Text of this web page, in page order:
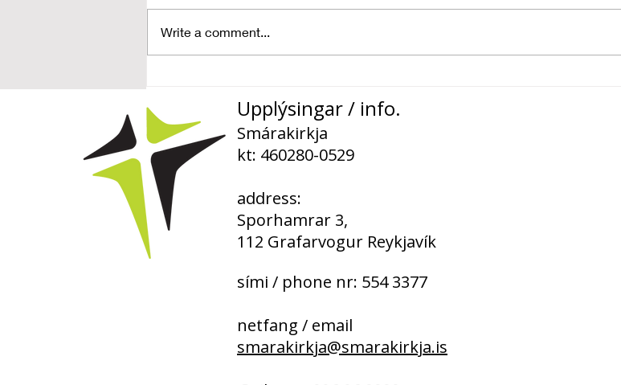
sem Guð hefur gefið“
Write a comment...
Upplýsingar / info.
Smárakirkja
kt: 460280-0529
address:
Sporhamrar 3,
112 Grafarvogur Reykjavík
sími / phone nr: 554 3377
netfang / email
smarakirkja@smarakirkja.is